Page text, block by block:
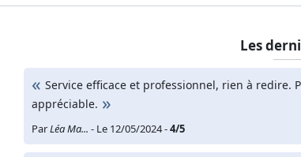
Les
Service efficace et professionnel, rien à
appréciable.
ParLéa Ma... - Le 12/05/2024 -4/5